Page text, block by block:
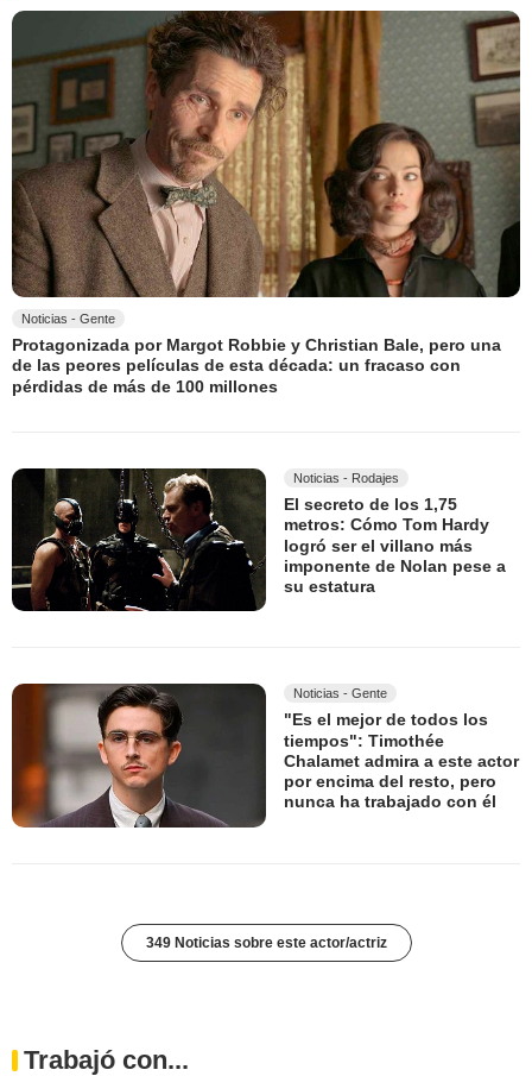
Noticias - Gente
Protagonizada por Margot Robbie y Christian Bale, pero una
de las peores películas de esta década: un fracaso con
pérdidas de más de 100 millones
Noticias - Rodajes
El secreto de los 1,75
metros: Cómo Tom Hardy
logró ser el villano más
imponente de Nolan pese a
su estatura
Noticias - Gente
"Es el mejor de todos los
tiempos": Timothée
Chalamet admira a este actor
por encima del resto, pero
nunca ha trabajado con él
349 Noticias sobre este actor/actriz
Trabajó con...